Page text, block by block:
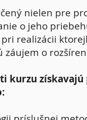
nielen pre
o jeho
realizácii
záujem o
kurzu